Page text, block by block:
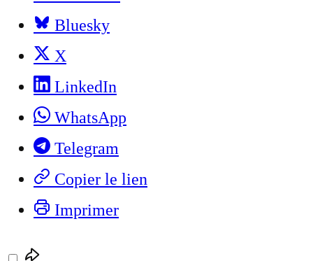
Bluesky
X
LinkedIn
WhatsApp
Telegram
Copier le lien
Imprimer